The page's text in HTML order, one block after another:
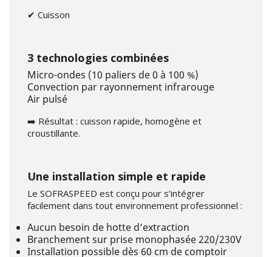
✔ Cuisson
3 technologies combinées
Micro-ondes (10 paliers de 0 à 100 %)
Convection par rayonnement infrarouge
Air pulsé
➡️ Résultat : cuisson rapide, homogène et
croustillante.
Une installation simple et rapide
Le SOFRASPEED est conçu pour s’intégrer
facilement dans tout environnement professionnel :
Aucun besoin de hotte d’extraction
Branchement sur prise monophasée 220/230V
Installation possible dès 60 cm de comptoir